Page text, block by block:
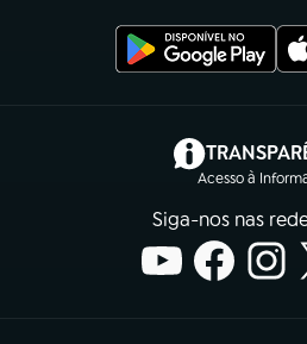
Acesso à
Siga-nos nas